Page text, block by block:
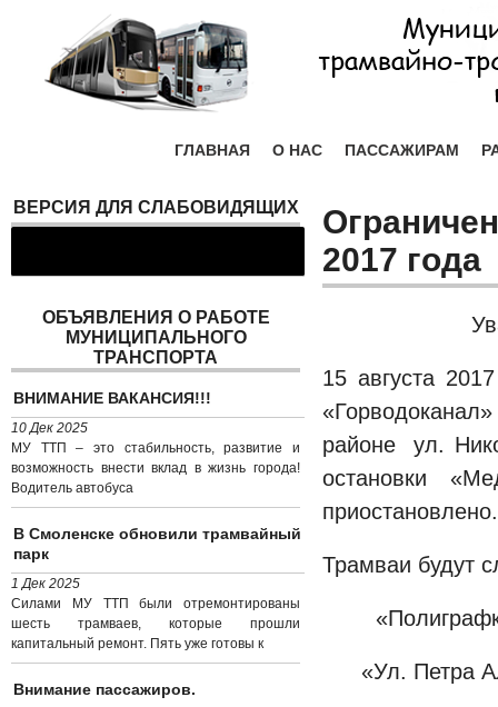
ГЛАВНАЯ О НАС ПАССАЖИРАМ
2017 года
15 августа
районе ул.
остановки
приостановлено.
Трамваи будут
«Ул. Петра
ВЕРСИЯ ДЛЯ СЛАБОВИДЯЩИХ
ОБЪЯВЛЕНИЯ О РАБОТЕ
МУНИЦИПАЛЬНОГО
ТРАНСПОРТА
ВНИМАНИЕ ВАКАНСИЯ!!!
10 Дек 2025
МУ ТТП – это стабильность, развитие и
возможность внести вклад в жизнь города!
Водитель автобуса
В Смоленске обновили трамвайный
парк
1 Дек 2025
Силами МУ ТТП были отремонтированы
шесть трамваев, которые прошли
капитальный ремонт. Пять уже готовы к
Внимание пассажиров.